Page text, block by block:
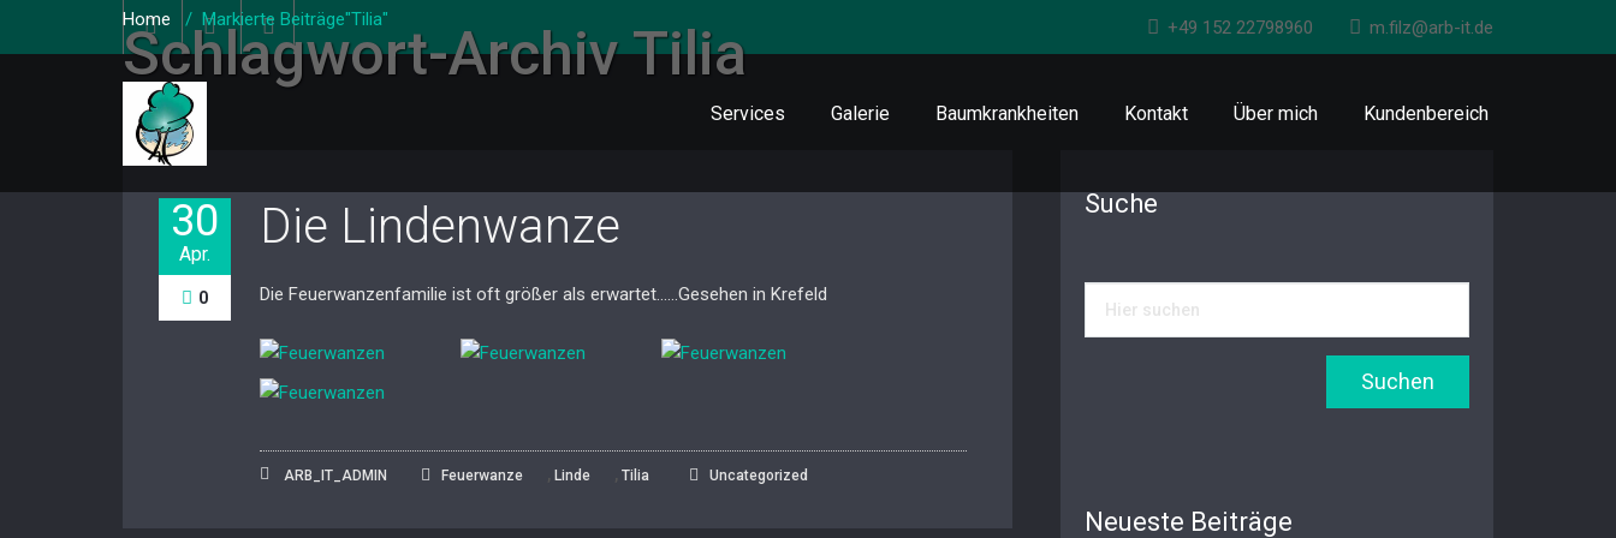
+49 152 22798960 m.filz@arb-it.de
Services Galerie Baumkrankheiten Kontakt Über mich Kundenbereich
Schlagwort-ArchivTilia
Home / Markierte Beiträge"Tilia"
30
Apr.
0
Die Lindenwanze
Die Feuerwanzenfamilie ist oft größer als erwartet……Gesehen in Krefeld
ARB_IT_ADMIN Feuerwanze , Linde , Tilia Uncategorized
Suche
Neueste Beiträge